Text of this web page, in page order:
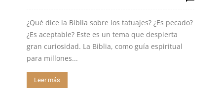
¿Qué dice la Biblia sobre los tatuajes? ¿Es pecado?
¿Es aceptable? Este es un tema que despierta
gran curiosidad. La Biblia, como guía espiritual
para millones...
Leer más